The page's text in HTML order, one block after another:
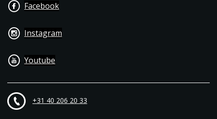
Facebook
Instagram
Youtube
+31 40 206 20 33